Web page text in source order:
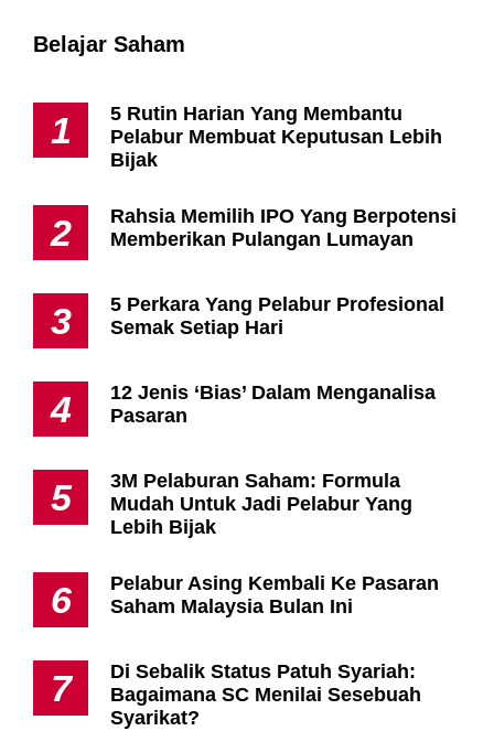
Belajar Saham
1
5 Rutin Harian Yang Membantu
Pelabur Membuat Keputusan Lebih
Bijak
2
Rahsia Memilih IPO Yang Berpotensi
Memberikan Pulangan Lumayan
3
5 Perkara Yang Pelabur Profesional
Semak Setiap Hari
4
12 Jenis ‘Bias’ Dalam Menganalisa
Pasaran
5
3M Pelaburan Saham: Formula
Mudah Untuk Jadi Pelabur Yang
Lebih Bijak
6
Pelabur Asing Kembali Ke Pasaran
Saham Malaysia Bulan Ini
7
Di Sebalik Status Patuh Syariah:
Bagaimana SC Menilai Sesebuah
Syarikat?